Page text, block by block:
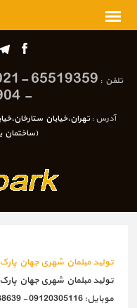
تلفن :
- 09121259904
آدرس :
(ساختمان
تولید مبلمان شهری جهان پارک |